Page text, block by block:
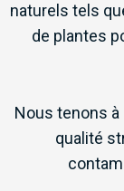
naturels tels
de plantes
Nous tenons à
qualité